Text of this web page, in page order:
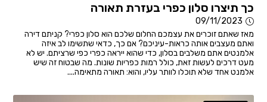
כך תיצרו סלון כפרי בעזרת תאורה
09/11/2023
מאז שאתם זוכרים את עצמכם החלום שלכם הוא סלון כפרי? קניתם דירה
ואתם מעצבים אותה כראות-עיניכם? אם כך, כדאי שתשימו לב איזה
אלמנטים אתם משלבים בסלון, כדי שהוא ייראה כפרי כפי שרציתם. יש לא
מעט דרכים לעשות זאת, כולל רמות כפריות שונות. מה שבטוח זה שיש
אלמנט אחד שלא תוכלו לוותר עליו, והוא: תאורה מתאימה....